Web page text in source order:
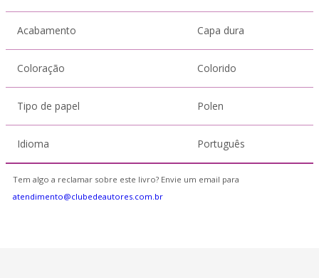
Acabamento Capa dura
Coloração Colorido
Tipo de papel Polen
Idioma Português
Tem algo a reclamar sobre este livro? Envie um email para
atendimento@clubedeautores.com.br